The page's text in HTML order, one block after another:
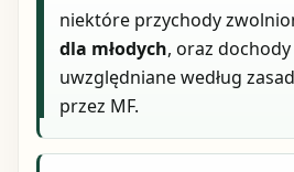
niektóre przychody
dla młodych, oraz
uwzględniane według
przez MF.